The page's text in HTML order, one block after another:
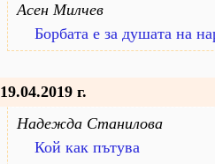
Асен Милчев
Борбата е за душата на
19.04.2019 г.
Надежда Станилова
Кой как пътува